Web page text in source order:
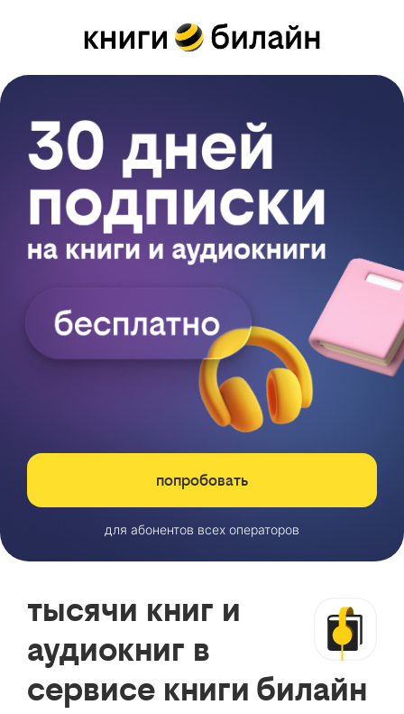
попробовать
для абонентов всех операторов
тысячи книг и
аудиокниг в
сервисе книги билайн